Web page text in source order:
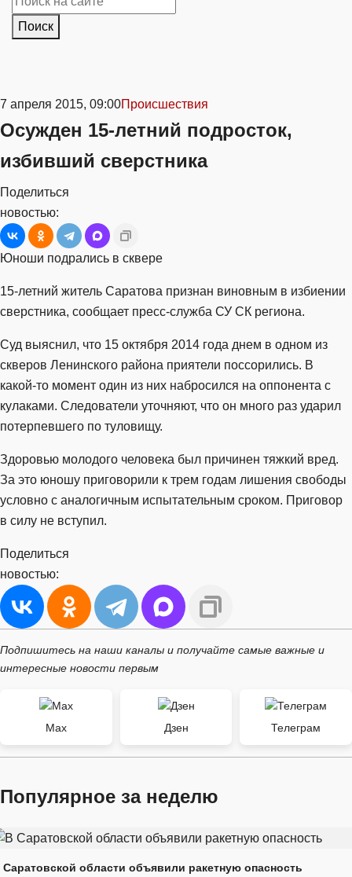
Поиск
7 апреля 2015, 09:00Происшествия
Осужден 15-летний подросток,
избивший сверстника
Поделиться
новостью:
Юноши подрались в сквере
15-летний житель Саратова признан виновным в избиении
сверстника, сообщает пресс-служба СУ СК региона.
Суд выяснил, что 15 октября 2014 года днем в одном из
скверов Ленинского района приятели поссорились. В
какой-то момент один из них набросился на оппонента с
кулаками. Следователи уточняют, что он много раз ударил
потерпевшего по туловищу.
Здоровью молодого человека был причинен тяжкий вред.
За это юношу приговорили к трем годам лишения свободы
условно с аналогичным испытательным сроком. Приговор
в силу не вступил.
Поделиться
новостью:
Подпишитесь на наши каналы и получайте самые важные и
интересные новости первым
Max Дзен Телеграм
Популярное за неделю
Саратовской области объявили ракетную опасность